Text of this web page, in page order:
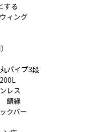
する
ィング
パイプ3段
レス
額縁
クバー